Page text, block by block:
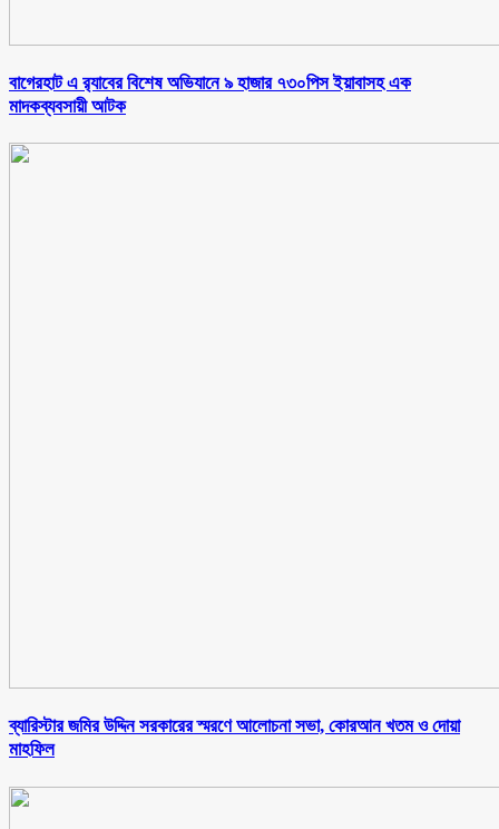
বাগেরহাট এ র‌্যাবের বিশেষ অভিযানে ৯ হাজার ৭৩০পিস ইয়াবাসহ এক
মাদকব্যবসায়ী আটক
ব্যারিস্টার জমির উদ্দিন সরকারের স্মরণে আলোচনা সভা, কোরআন খতম ও দোয়া
মাহফিল